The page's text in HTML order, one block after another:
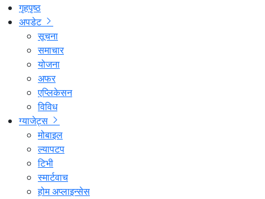
गृहपृष्ठ
अपडेट
सूचना
समाचार
योजना
अफर
एप्लिकेसन
विविध
ग्याजेट्स
मोबाइल
ल्यापटप
टिभी
स्मार्टवाच
होम अप्लाइन्सेस